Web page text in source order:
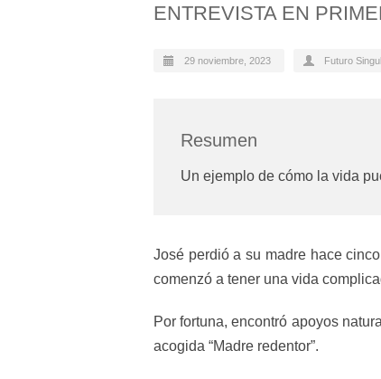
ENTREVISTA EN
29 noviembre, 2023 Futuro
Resumen
Un ejemplo de cómo la vida
José perdió a su madre hace
comenzó a tener una vida
Por fortuna, encontró apoyos
acogida “Madre redentor”.